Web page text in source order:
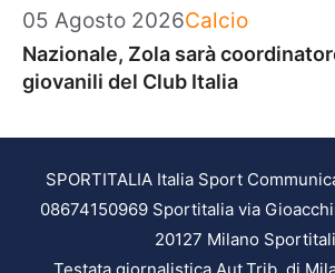
05 Agosto 2026Categorie
Calcio
Nazionale, Zola sarà
giovanili del Club Italia
SPORTITALIA Italia Sport
08674150969 Sportitalia via
20127 Milano